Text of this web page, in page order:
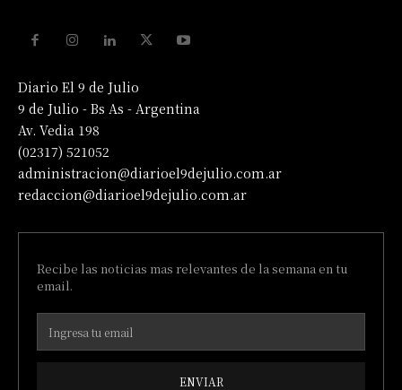
Diario El 9 de Julio
9 de Julio - Bs As - Argentina
Av. Vedia 198
(02317) 521052
administracion@diarioel9dejulio.com.ar
redaccion@diarioel9dejulio.com.ar
Recibe las noticias mas relevantes de la semana en tu
email.
ENVIAR